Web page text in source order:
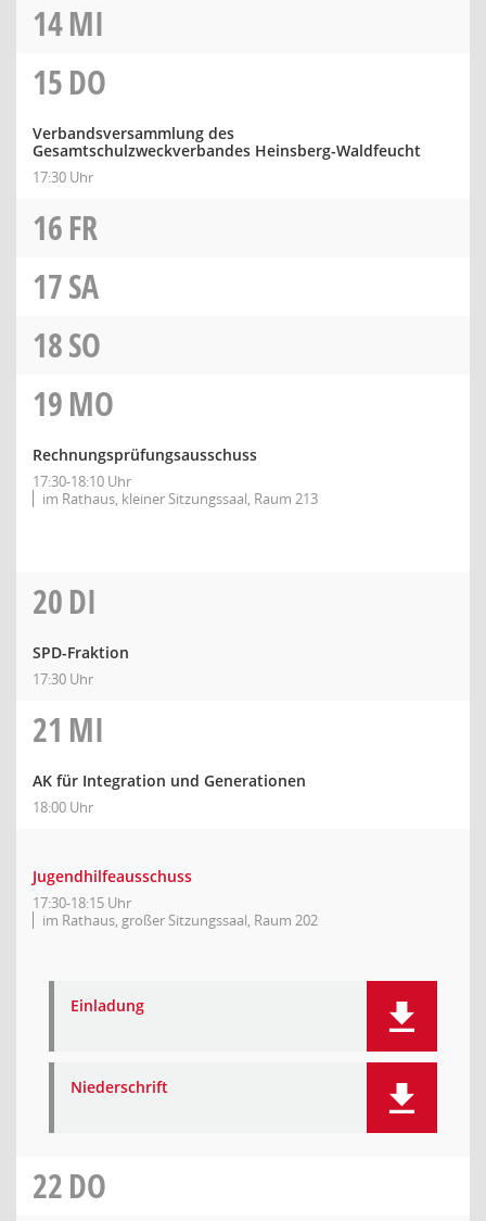
14MI
15DO
Verbandsversammlung des
Gesamtschulzweckverbandes Heinsberg-Waldfeucht
17:30 Uhr
16FR
17SA
18SO
19MO
Rechnungsprüfungsausschuss
17:30-18:10 Uhr
im Rathaus, kleiner Sitzungssaal, Raum 213
20DI
SPD-Fraktion
17:30 Uhr
21 MI
AK für Integration und Generationen
18:00 Uhr
Jugendhilfeausschuss
17:30-18:15 Uhr
im Rathaus, großer Sitzungssaal, Raum 202
Einladung
Niederschrift
22DO